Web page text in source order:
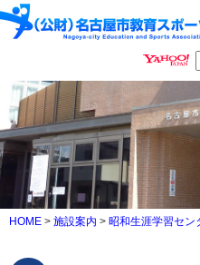
HOME > 施設案内 > 昭和生涯学習セン